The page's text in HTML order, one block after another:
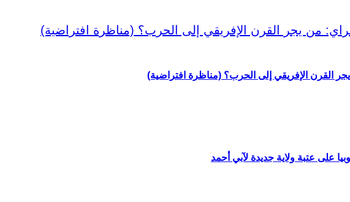
يجر القرن الإفريقي إلى الحرب؟ (مناظرة افتراضية)
على عتبة ولاية جديدة لآبي أحمد